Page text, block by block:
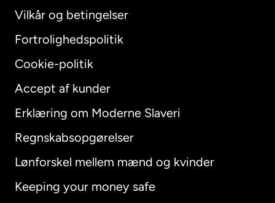
Vilkår og betingelser
Fortrolighedspolitik
Cookie-politik
Accept af kunder
Erklæring om Moderne Slaveri
Regnskabsopgørelser
Lønforskel mellem mænd og kvinder
Keeping your money safe
International English
Australien